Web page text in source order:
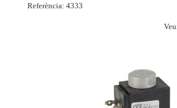
Referència: 4333